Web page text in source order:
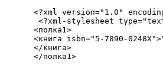
<?xml version="1.0"
<?xml-stylesheet
<полка1>
<книга isbn="5-7890-
</книга>
</полка1>